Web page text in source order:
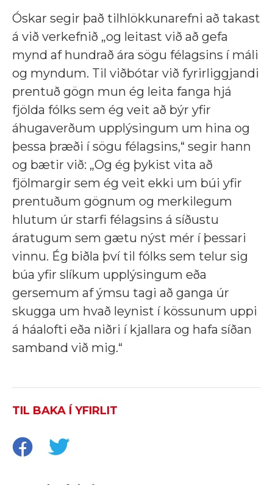
Óskar segir það tilhlökkunarefni að takast
á við verkefnið „og leitast við að gefa
mynd af hundrað ára sögu félagsins í máli
og myndum. Til viðbótar við fyrirliggjandi
prentuð gögn mun ég leita fanga hjá
fjölda fólks sem ég veit að býr yfir
áhugaverðum upplýsingum um hina og
þessa þræði í sögu félagsins,“ segir hann
og bætir við: „Og ég þykist vita að
fjölmargir sem ég veit ekki um búi yfir
prentuðum gögnum og merkilegum
hlutum úr starfi félagsins á síðustu
áratugum sem gætu nýst mér í þessari
vinnu. Ég biðla því til fólks sem telur sig
búa yfir slíkum upplýsingum eða
gersemum af ýmsu tagi að ganga úr
skugga um hvað leynist í kössunum uppi
á háalofti eða niðri í kjallara og hafa síðan
samband við mig.“
TIL BAKA Í YFIRLIT